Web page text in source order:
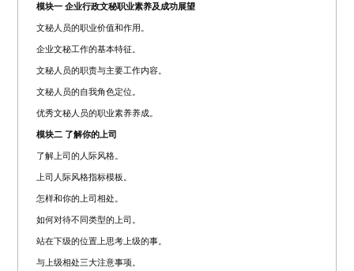
模块一 企业行政文秘职业素养及成功展望
文秘人员的职业价值和作用。
企业文秘工作的基本特征。
文秘人员的职责与主要工作内容。
文秘人员的自我角色定位。
优秀文秘人员的职业素养养成。
模块二 了解你的上司
了解上司的人际风格。
上司人际风格指标模板。
怎样和你的上司相处。
如何对待不同类型的上司。
站在下级的位置上思考上级的事。
与上级相处三大注意事项。